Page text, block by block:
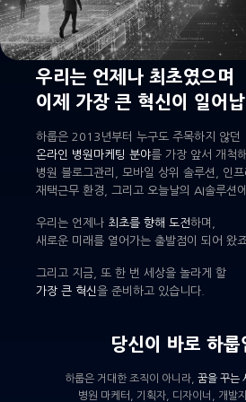
우리는 언제나 최초였으며
이제 가장 큰 혁신이 일어
하룹은 2013년부터 누구도 주목하지 않던
온라인 병원마케팅 분야를 가장 앞서 개척
병원 블로그관리, 모바일 상위 솔루션, 인프
재택근무 환경, 그리고 오늘날의 AI솔루션
우리는 언제나 최초를 향해 도전하며,
새로운 미래를 열어가는 출발점이 되어 왔
그리고 지금, 또 한 번 세상을 놀라게 할
가장 큰 혁신을 준비하고 있습니다.
당신이 바로 하룹
하룹은 거대한 조직이 아니라, 꿈을 꾸는
병원 마케터, 기획자, 디자이너, 개발